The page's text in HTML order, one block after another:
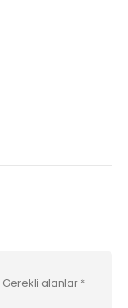
Gerekli alanlar *